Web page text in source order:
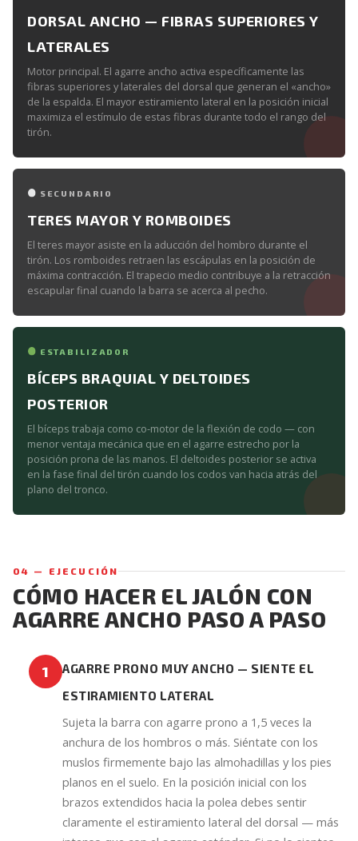
DORSAL ANCHO — FIBRAS SUPERIORES Y
LATERALES
Motor principal. El agarre ancho activa específicamente las
fibras superiores y laterales del dorsal que generan el «ancho»
de la espalda. El mayor estiramiento lateral en la posición inicial
maximiza el estímulo de estas fibras durante todo el rango del
tirón.
SECUNDARIO
TERES MAYOR Y ROMBOIDES
El teres mayor asiste en la aducción del hombro durante el
tirón. Los romboides retraen las escápulas en la posición de
máxima contracción. El trapecio medio contribuye a la retracción
escapular final cuando la barra se acerca al pecho.
ESTABILIZADOR
BÍCEPS BRAQUIAL Y DELTOIDES
POSTERIOR
El bíceps trabaja como co-motor de la flexión de codo — con
menor ventaja mecánica que en el agarre estrecho por la
posición prona de las manos. El deltoides posterior se activa
en la fase final del tirón cuando los codos van hacia atrás del
plano del tronco.
04 — EJECUCIÓN
CÓMO HACER EL JALÓN CON
AGARRE ANCHO PASO A PASO
1
AGARRE PRONO MUY ANCHO — SIENTE EL
ESTIRAMIENTO LATERAL
Sujeta la barra con agarre prono a 1,5 veces la
anchura de los hombros o más. Siéntate con los
muslos firmemente bajo las almohadillas y los pies
planos en el suelo. En la posición inicial con los
brazos extendidos hacia la polea debes sentir
claramente el estiramiento lateral del dorsal — más